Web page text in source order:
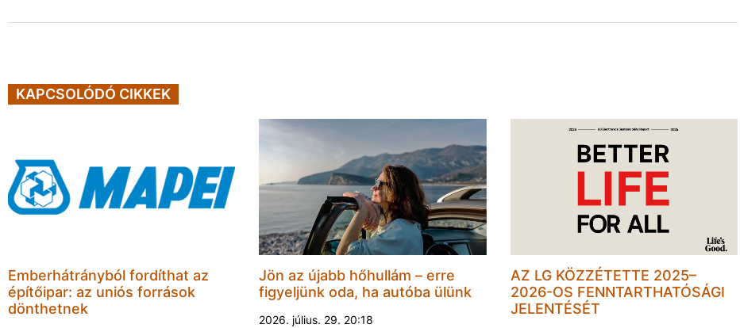
KAPCSOLÓDÓ CIKKEK
Emberhátrányból fordíthat az
építőipar: az uniós források
dönthetnek
Jön az újabb hőhullám – erre
figyeljünk oda, ha autóba ülünk
2026. július. 29. 20:18
AZ LG KÖZZÉTETTE 2025–
2026-OS FENNTARTHATÓSÁGI
JELENTÉSÉT